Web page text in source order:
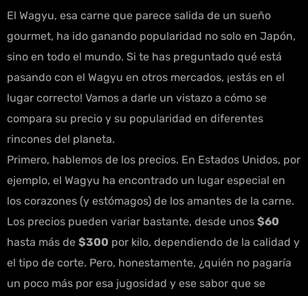
El Wagyu, esa carne que parece salida de un sueño
gourmet, ha ido ganando popularidad no solo en Japón,
sino en todo el mundo. Si te has preguntado qué está
pasando con el Wagyu en otros mercados, ¡estás en el
lugar correcto! Vamos a darle un vistazo a cómo se
compara su precio y su popularidad en diferentes
rincones del planeta.
Primero, hablemos de los precios. En Estados Unidos, por
ejemplo, el Wagyu ha encontrado un lugar especial en
los corazones (y estómagos) de los amantes de la carne.
Los precios pueden variar bastante, desde unos $60
hasta más de $300 por kilo, dependiendo de la calidad y
el tipo de corte. Pero, honestamente, ¿quién no pagaría
un poco más por esa jugosidad y ese sabor que se